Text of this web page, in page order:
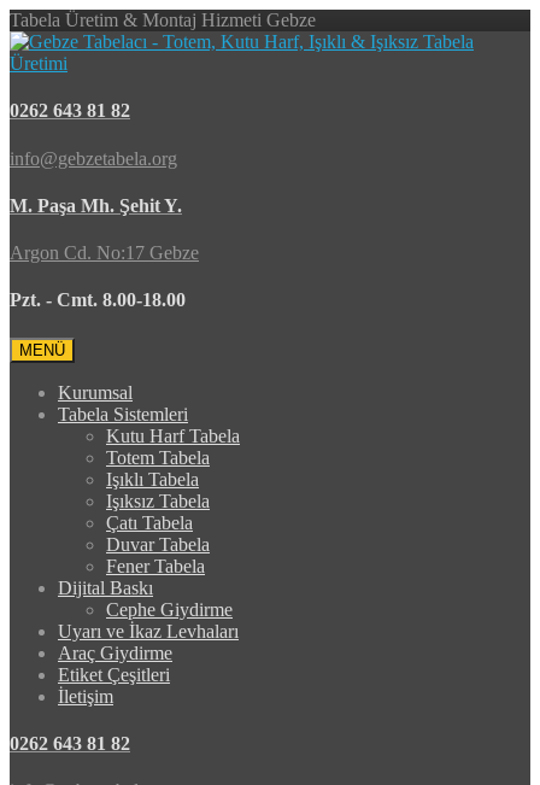
Tabela Üretim & Montaj Hizmeti Gebze
0262 643 81 82
info@gebzetabela.org
M. Paşa Mh. Şehit Y.
Argon Cd. No:17 Gebze
Pzt. - Cmt. 8.00-18.00
MENÜ
Kurumsal
Tabela Sistemleri
Kutu Harf Tabela
Totem Tabela
Işıklı Tabela
Işıksız Tabela
Çatı Tabela
Duvar Tabela
Fener Tabela
Dijital Baskı
Cephe Giydirme
Uyarı ve İkaz Levhaları
Araç Giydirme
Etiket Çeşitleri
İletişim
0262 643 81 82